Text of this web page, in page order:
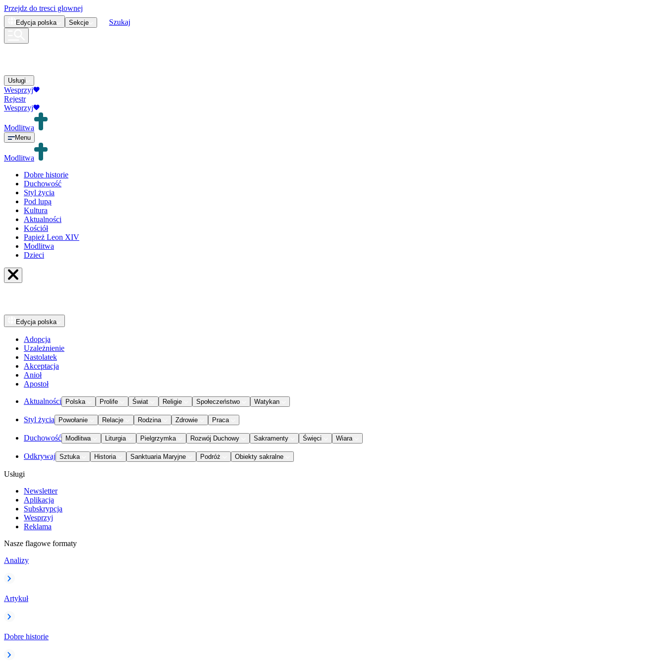
Przejdz do tresci glownej
Edycja polska Sekcje Szukaj
Usługi
Wesprzyj
Rejestr
Wesprzyj
Modlitwa
Menu
Modlitwa
Dobre historie
Duchowość
Styl życia
Pod lupą
Kultura
Aktualności
Kościół
Papież Leon XIV
Modlitwa
Dzieci
Edycja polska
Adopcja
Uzależnienie
Nastolatek
Akceptacja
Anioł
Apostoł
Aktualności Polska Prolife Świat Religie Społeczeństwo Watykan
Styl życia Powołanie Relacje Rodzina Zdrowie Praca
Duchowość Modlitwa Liturgia Pielgrzymka Rozwój Duchowy Sakramenty Święci Wiara
Odkrywaj Sztuka Historia Sanktuaria Maryjne Podróż Obiekty sakralne
Usługi
Newsletter
Aplikacja
Subskrypcja
Wesprzyj
Reklama
Nasze flagowe formaty
Analizy
Artykuł
Dobre historie